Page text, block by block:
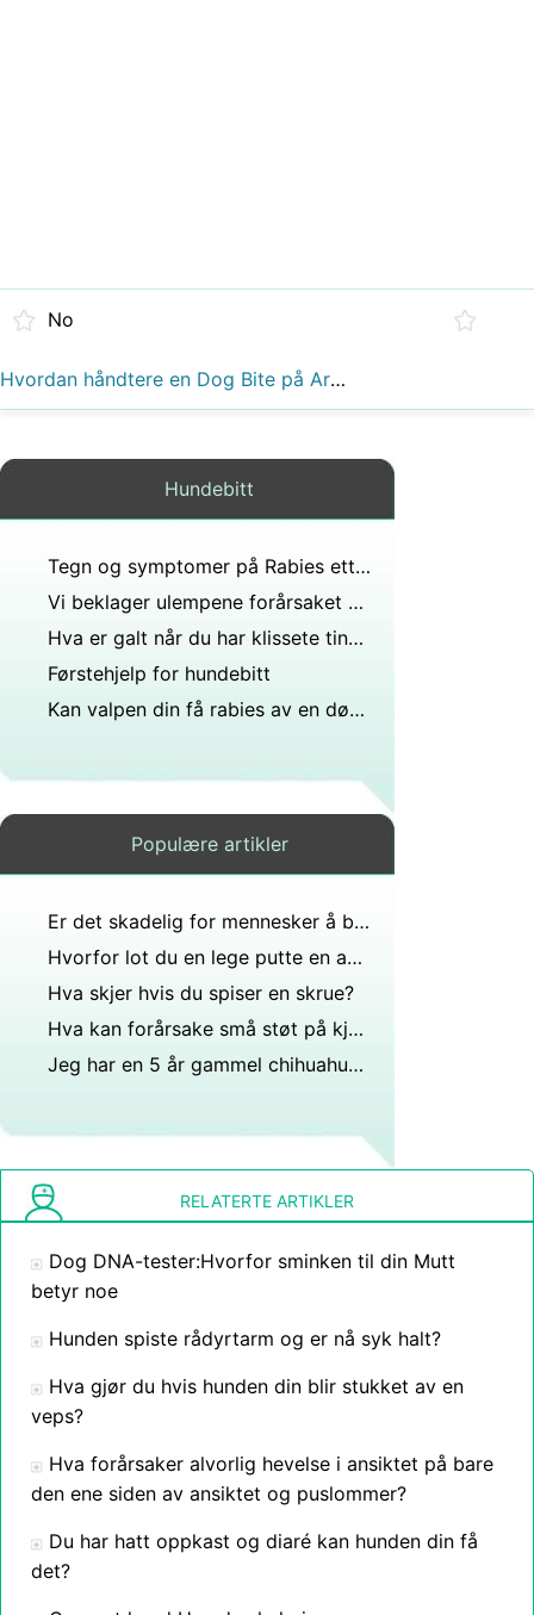
No
Hvordan håndtere en Dog Bite på Arm
Hundebitt
Tegn og symptomer på Rabies etter å få bitt av hund
Vi beklager ulempene forårsaket mening?
Hva er galt når du har klissete ting rundt munnen og det aldri forsvinner eller vil, men kommer tilbake om noen få minutter?
Førstehjelp for hundebitt
Kan valpen din få rabies av en død mus?
Populære artikler
Er det skadelig for mennesker å bli bitt av en katt som har blitt bitt en løs hund?
Hvorfor lot du en lege putte en av de pinnene i munnen din?
Hva skjer hvis du spiser en skrue?
Hva kan forårsake små støt på kjønnsleppene dine som ikke gjør vondt eller klør?
Jeg har en 5 år gammel chihuahua som har en klump på høyre side av brystkassen, og hvis du berører det gjør det vondt, hva kan dette være?
RELATERTE ARTIKLER
Dog DNA-tester:Hvorfor sminken til din Mutt
betyr noe
Hunden spiste rådyrtarm og er nå syk halt?
Hva gjør du hvis hunden din blir stukket av en
veps?
Hva forårsaker alvorlig hevelse i ansiktet på bare
den ene siden av ansiktet og puslommer?
Du har hatt oppkast og diaré kan hunden din få
det?